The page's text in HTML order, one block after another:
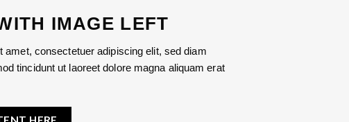
IMAGE LEFT
amet, consectetuer adipiscing elit, sed diam
tincidunt ut laoreet dolore magna aliquam erat